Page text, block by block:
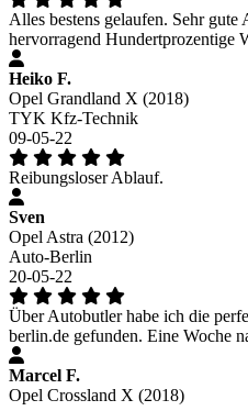
Alles bestens gelaufen. Sehr gute
hervorragend Hundertprozentige
Heiko F.
Opel Grandland X (2018)
TYK Kfz-Technik
09-05-22
Reibungsloser Ablauf.
Sven
Opel Astra (2012)
Auto-Berlin
20-05-22
Über Autobutler habe ich die
berlin.de gefunden. Eine Woche
Marcel F.
Opel Crossland X (2018)